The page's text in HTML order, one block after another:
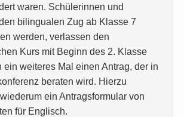
waren. Schülerinnen und
bilingualen Zug ab Klasse 7
werden, verlassen den
Kurs mit Beginn des 2. Klasse
ein weiteres Mal einen Antrag, der in
beraten wird. Hierzu
ein Antragsformular von
für Englisch.